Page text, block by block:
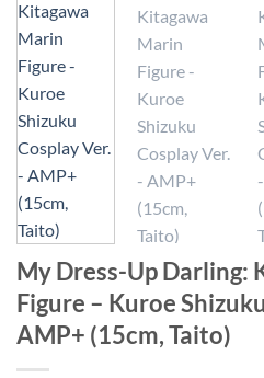
My Dress-Up Darling:
Figure – Kuroe
AMP+ (15cm, Taito)